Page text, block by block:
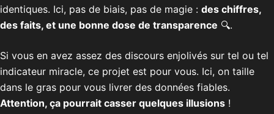
identiques. Ici, pas de biais, pas de magie : des chiffres,
des faits, et une bonne dose de transparence 🔍.
Si vous en avez assez des discours enjolivés sur tel ou tel
indicateur miracle, ce projet est pour vous. Ici, on taille
dans le gras pour vous livrer des données fiables.
Attention, ça pourrait casser quelques illusions !